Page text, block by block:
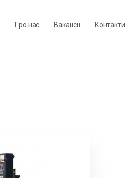
Про нас Вакансії Контакти